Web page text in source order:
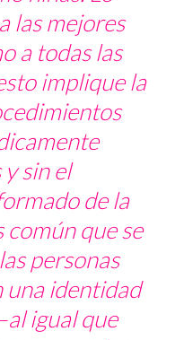
las mejores
a todas las
implique la
sin el
de la
común que se
personas
una identidad
igual que